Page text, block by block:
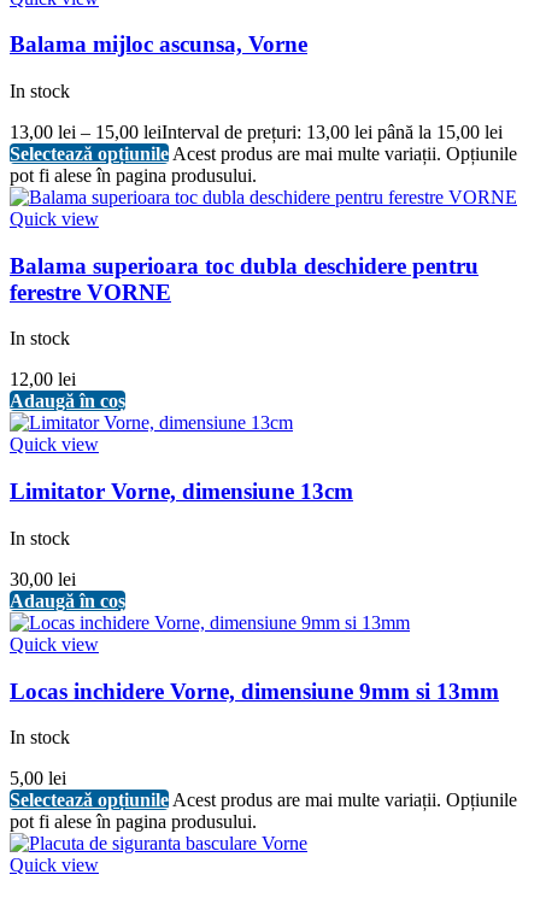
Balama mijloc ascunsa, Vorne
In stock
13,00 lei – 15,00 leiInterval de prețuri: 13,00 lei până la 15,00 lei
Selectează opțiunile Acest produs are mai multe variații. Opțiunile
pot fi alese în pagina produsului.
Quick view
Balama superioara toc dubla deschidere pentru
ferestre VORNE
In stock
12,00 lei
Adaugă în coș
Quick view
Limitator Vorne, dimensiune 13cm
In stock
30,00 lei
Adaugă în coș
Quick view
Locas inchidere Vorne, dimensiune 9mm si 13mm
In stock
5,00 lei
Selectează opțiunile Acest produs are mai multe variații. Opțiunile
pot fi alese în pagina produsului.
Quick view